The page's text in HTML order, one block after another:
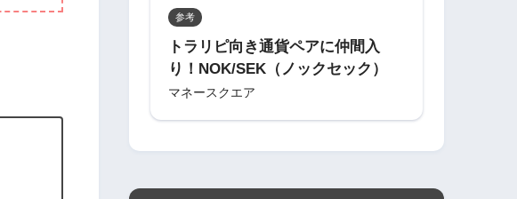
参考
トラリピ向き通貨ペアに仲間入
り！NOK/SEK（ノックセック）
マネースクエア